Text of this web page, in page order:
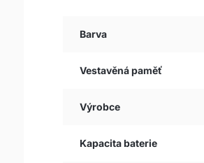
Barva
Vestavěná paměť
Výrobce
Kapacita baterie